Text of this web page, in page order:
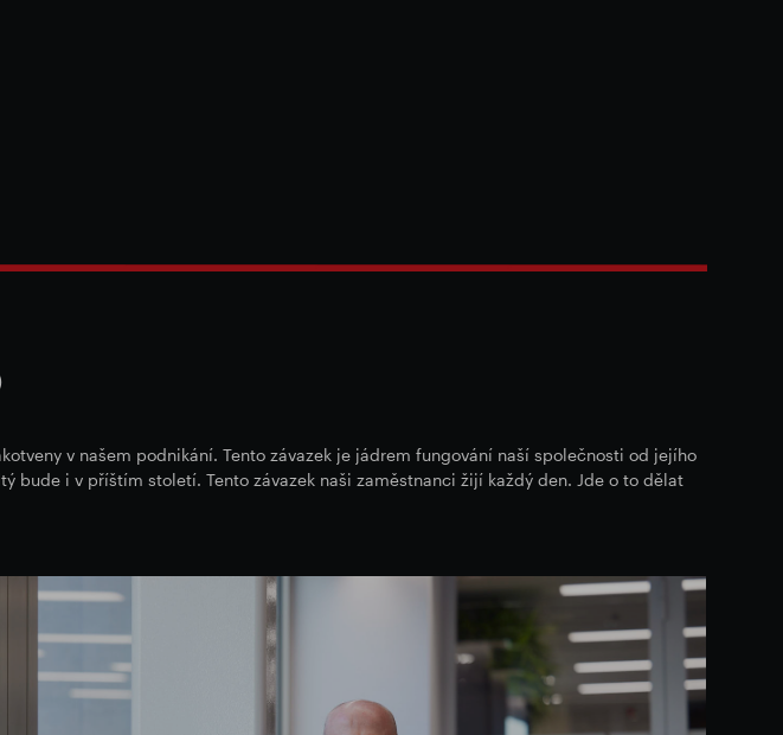
v našem podnikání. Tento závazek je jádrem fungování naší společnosti od jejího
bude i v příštím století. Tento závazek naši zaměstnanci žijí každý den. Jde o to dělat